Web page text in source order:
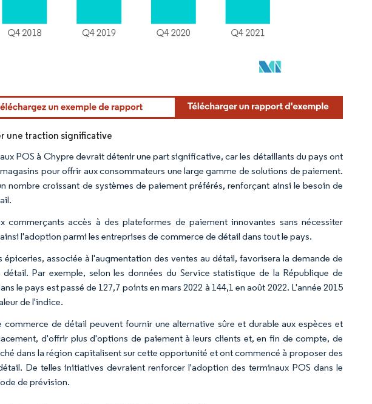
sous CC BY 4.0.
une traction significative
POS à Chypre devrait détenir une part significative, car les détaillants du pays ont
pour offrir aux consommateurs une large gamme de solutions de paiement.
nombre croissant de systèmes de paiement préférés, renforçant ainsi le besoin de
accès à des plateformes de paiement innovantes sans nécessiter
l'adoption parmi les entreprises de commerce de détail dans tout le pays.
associée à l'augmentation des ventes au détail, favorisera la demande de
Par exemple, selon les données du Service statistique de la République de
le pays est passé de 127,7 points en mars 2022 à 144,1 en août 2022. L'année 2015
de l'indice.
de détail peuvent fournir une alternative sûre et durable aux espèces et
d'offrir plus d'options de paiement à leurs clients et, en fin de compte, de
dans la région capitalisent sur cette opportunité et ont commencé à proposer des
De telles initiatives devraient renforcer l'adoption des terminaux POS dans le
de prévision.